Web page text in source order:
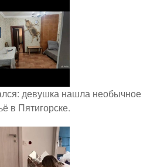
девушка нашла необычное
в Пятигорске.